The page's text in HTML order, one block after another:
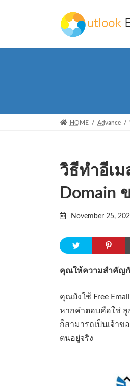
HOME Advance
วิธีทำอีเม
Domain
November 25,
คุณให้ความสำคัญกั
คุณยังใช้ Free
หากคำตอบคือใช่ ลู
ก็สามารถเป็นเจ้า
ตนอยู่จริง